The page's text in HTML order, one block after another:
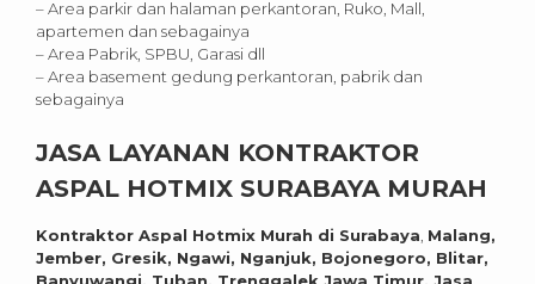
– Area parkir dan halaman perkantoran, Ruko, Mall,
apartemen dan sebagainya
– Area Pabrik, SPBU, Garasi dll
– Area basement gedung perkantoran, pabrik dan
sebagainya
JASA LAYANAN KONTRAKTOR
ASPAL HOTMIX SURABAYA MURAH
Kontraktor Aspal Hotmix Murah di Surabaya Malang,
Jember, Gresik, Ngawi, Nganjuk, Bojonegoro, Blitar,